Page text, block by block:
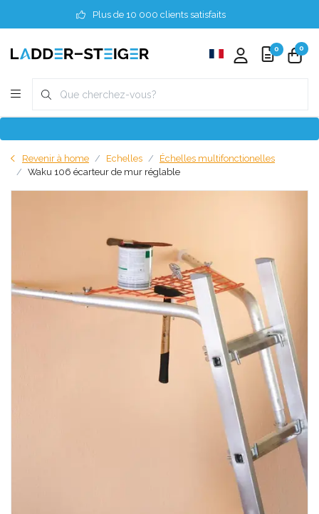
Plus de 10 000 clients satisfaits
0 0
Revenir à home Echelles
Échelles multifonctionelles
Waku 106 écarteur de mur réglable